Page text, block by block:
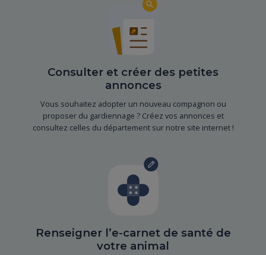
Consulter et créer des petites
annonces
Vous souhaitez adopter un nouveau compagnon ou
proposer du gardiennage ? Créez vos annonces et
consultez celles du département sur notre site internet !
Renseigner l’e-carnet de santé de
votre animal